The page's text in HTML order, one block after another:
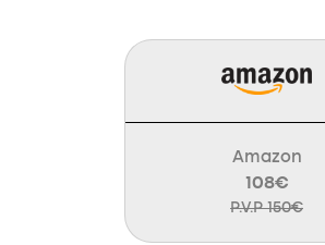
Amazon
108€
P.V.P 150€